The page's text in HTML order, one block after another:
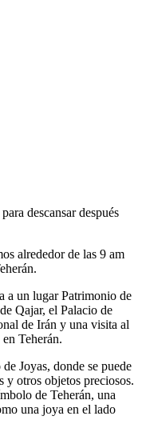
descansar después
alrededor de las 9 am
a un lugar Patrimonio de
Qajar, el Palacio de
de Irán y una visita al
Teherán.
Joyas, donde se puede
y otros objetos preciosos.
de Teherán, una
una joya en el lado